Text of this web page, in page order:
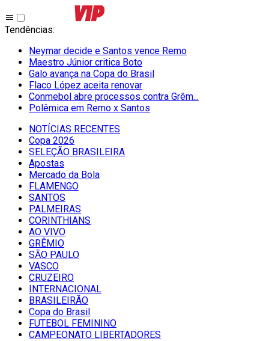
Tendências:
Neymar decide e Santos vence Remo
Maestro Júnior critica Boto
Galo avança na Copa do Brasil
Flaco López aceita renovar
Conmebol abre processos contra Grêm...
Polêmica em Remo x Santos
NOTÍCIAS RECENTES
Copa 2026
SELEÇÃO BRASILEIRA
Apostas
Mercado da Bola
FLAMENGO
SANTOS
PALMEIRAS
CORINTHIANS
AO VIVO
GRÊMIO
SĀO PAULO
VASCO
CRUZEIRO
INTERNACIONAL
BRASILEIRÃO
Copa do Brasil
FUTEBOL FEMININO
CAMPEONATO LIBERTADORES